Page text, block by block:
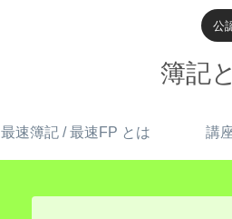
公
簿記
最速簿記 / 最速FP とは 講